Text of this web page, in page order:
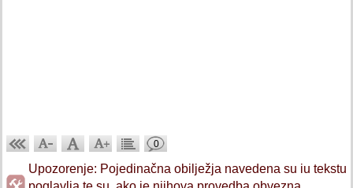
0
Upozorenje: Pojedinačna obilježja navedena su iu tekstu